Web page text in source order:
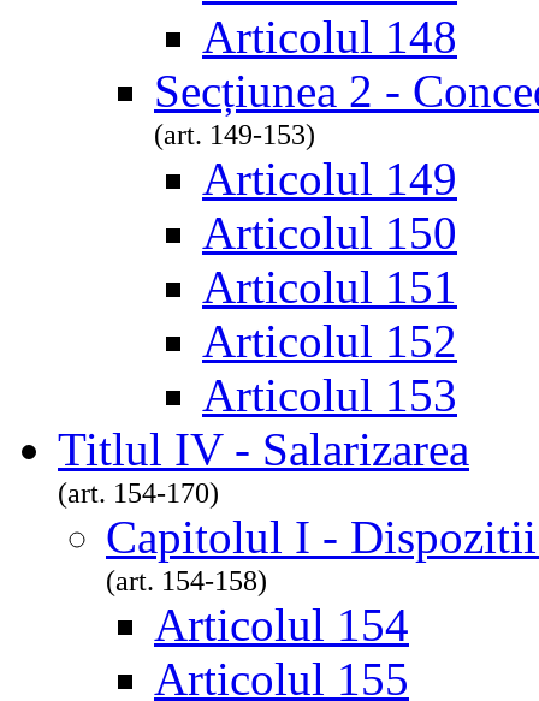
Articolul 148
Secțiunea 2 -
(art. 149-153)
Articolul 149
Articolul 150
Articolul 151
Articolul 152
Articolul 153
Titlul IV - Salarizarea
(art. 154-170)
Capitolul I - Dispozitii
(art. 154-158)
Articolul 154
Articolul 155